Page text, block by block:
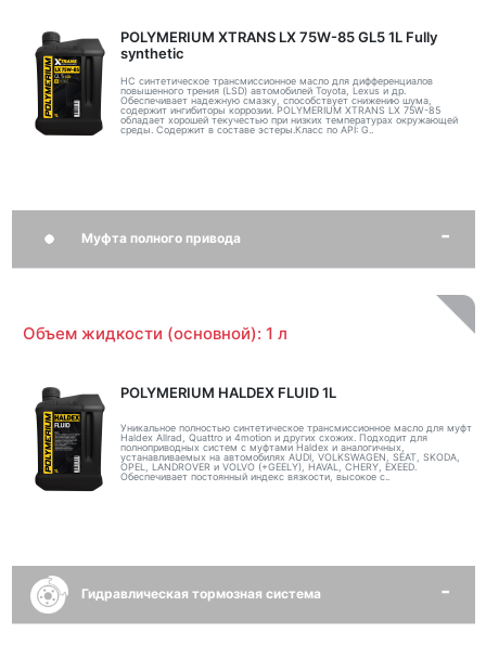
POLYMERIUM XTRANS LX 75W-85 GL5 1L Fully
synthetic
НС синтетическое трансмиссионное масло для дифференциалов
повышенного трения (LSD) автомобилей Toyota, Lexus и др.
Обеспечивает надежную смазку, способствует снижению шума,
содержит ингибиторы коррозии. POLYMERIUM XTRANS LX 75W-85
обладает хорошей текучестью при низких температурах окружающей
среды. Содержит в составе эстеры.Класс по API: G..
Муфта полного привода
Объем жидкости (основной): 1 л
POLYMERIUM HALDEX FLUID 1L
Уникальное полностью синтетическое трансмиссионное масло для муфт
Haldex Allrad, Quattro и 4motion и других схожих. Подходит для
полноприводных систем с муфтами Haldex и аналогичных,
устанавливаемых на автомобилях AUDI, VOLKSWAGEN, SEAT, SKODA,
OPEL, LANDROVER и VOLVO (+GEELY), HAVAL, CHERY, EXEED.
Обеспечивает постоянный индекс вязкости, высокое с..
Гидравлическая тормозная система